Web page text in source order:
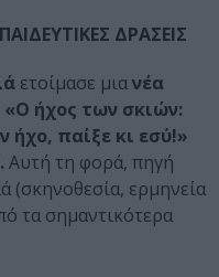
ΔΡΑΣΕΙΣ
ετοίμασε μιανέα
«Ο ήχος των σκιών:
ήχο, παίξε κι εσύ!»
Αυτή τη φορά, πηγή
(σκηνοθεσία, ερμηνεία
τα σημαντικότερα